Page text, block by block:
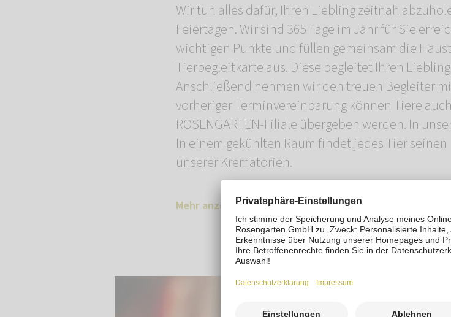
Wir tun alles dafür, Ihren Liebling zeitnah
Feiertagen. Wir sind 365 Tage im Jahr für Sie
wichtigen Punkte und füllen gemeinsam die
Tierbegleitkarte aus. Diese begleitet Ihren
Anschließend nehmen wir den treuen Begleiter
vorheriger Terminvereinbarung können Tiere
ROSENGARTEN-Filiale übergeben werden. In
In einem gekühlten Raum findet jedes Tier
unserer Krematorien.
Mehr anzeigen